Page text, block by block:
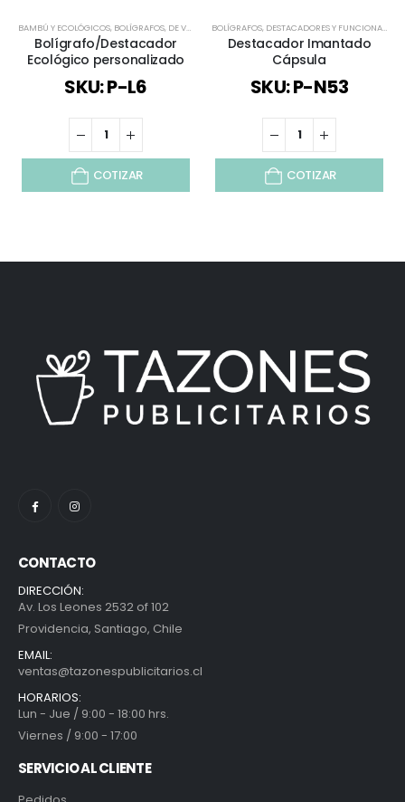
BAMBÚ Y ECOLÓGICOS, BOLÍGRAFOS, DE VUELTA AL COLEGIO ,DESTACADORES Y FUNCIONALES
Bolígrafo/Destacador
Ecológico personalizado
SKU: P-L6
COTIZAR
BOLÍGRAFOS, DESTACADORES Y FUNCIONALES
Destacador Imantado
Cápsula
SKU: P-N53
COTIZAR
CONTACTO
DIRECCIÓN:
Av. Los Leones 2532 of 102
Providencia, Santiago, Chile
EMAIL:
ventas@tazonespublicitarios.cl
HORARIOS:
Lun - Jue / 9:00 - 18:00 hrs.
Viernes / 9:00 - 17:00
SERVICIO AL CLIENTE